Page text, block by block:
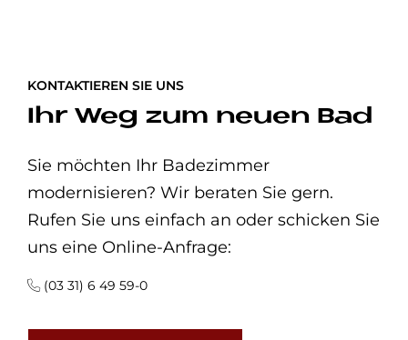
KONTAKTIEREN SIE UNS
Ihr Weg zum neuen Bad
Sie möchten Ihr Badezimmer
modernisieren? Wir beraten Sie gern.
Rufen Sie uns einfach an oder schicken Sie
uns eine Online-Anfrage:
(03 31) 6 49 59-0